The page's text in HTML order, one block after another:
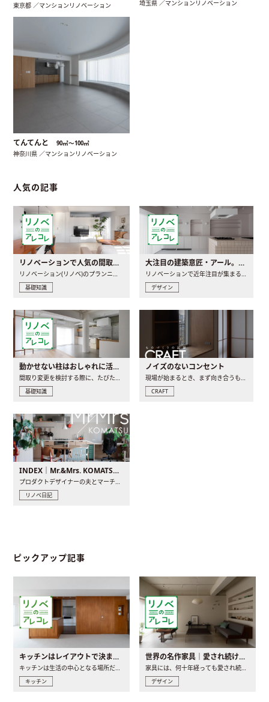
東京都 ／マンションリノベーション 埼玉県 ／マンションリノベーション
てんてんと 90㎡〜100㎡
神奈川県 ／マンションリノベーション
人気の記事
リノベーションで人気の間取りとは？トレンドの間取りと実例を徹底解説
基礎知識
大注目の建築意匠・アール。人気の理由と空間に取り入れるポイント
デザイン
動かせない柱はおしゃれに活用！柱を魅せるリノベーション(リノベ)4選
基礎知識
ノイズのないコンセント
CRAFT
INDEX｜Mr.&Mrs. KOMATSU renovation diary
リノベ日記
ピックアップ記事
キッチンはレイアウトで決まる。後悔しないための考え方と選び方
キッチンは生活の中心となる場所だからこそ、家の中のどこに置..
キッチン
世界の名作家具｜愛され続ける理由と一生モノとの出会い方
家具には、何十年経っても愛され続ける「名作」と呼ばれるもの..
デザイン